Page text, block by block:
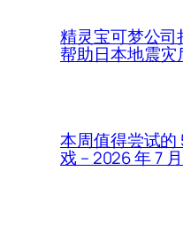
精灵宝可梦公司
帮助日本地震灾
本周值得尝试的
戏 – 2026 年 7